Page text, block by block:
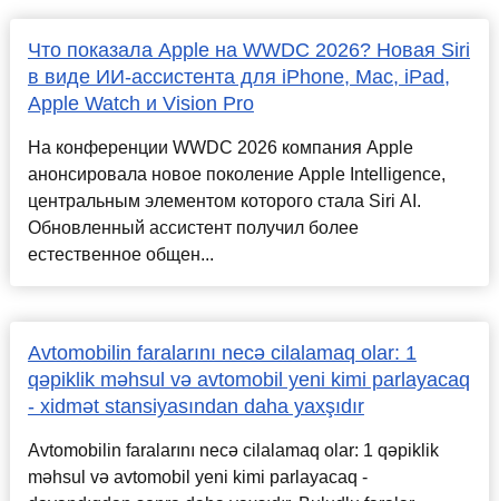
Что показала Apple на WWDC 2026? Новая Siri
в виде ИИ-ассистента для iPhone, Mac, iPad,
Apple Watch и Vision Pro
На конференции WWDC 2026 компания Apple
анонсировала новое поколение Apple Intelligence,
центральным элементом которого стала Siri AI.
Обновленный ассистент получил более
естественное общен...
Avtomobilin faralarını necə cilalamaq olar: 1
qəpiklik məhsul və avtomobil yeni kimi parlayacaq
- xidmət stansiyasından daha yaxşıdır
Avtomobilin faralarını necə cilalamaq olar: 1 qəpiklik
məhsul və avtomobil yeni kimi parlayacaq -